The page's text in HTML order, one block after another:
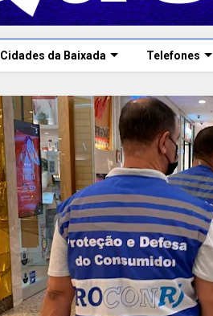
Cidades da Baixada Telefones